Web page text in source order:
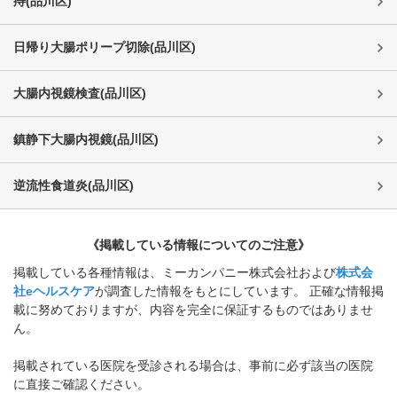
日帰り大腸ポリープ切除(品川区)
大腸内視鏡検査(品川区)
鎮静下大腸内視鏡(品川区)
逆流性食道炎(品川区)
《掲載している情報についてのご注意》
掲載している各種情報は、ミーカンパニー株式会社および株式会
社eヘルスケアが調査した情報をもとにしています。 正確な情報掲
載に努めておりますが、内容を完全に保証するものではありませ
ん。
掲載されている医院を受診される場合は、事前に必ず該当の医院
に直接ご確認ください。